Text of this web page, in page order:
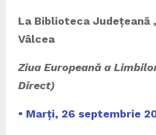
La Biblioteca Județeană
Vâlcea
Ziua Europeană a
Direct)
• Marți, 26 septembrie